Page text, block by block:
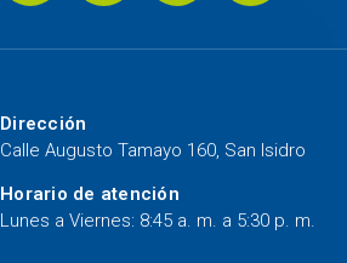
Dirección
Calle Augusto Tamayo 160, San Isidro
Horario de atención
Lunes a Viernes: 8:45 a. m. a 5:30 p. m.